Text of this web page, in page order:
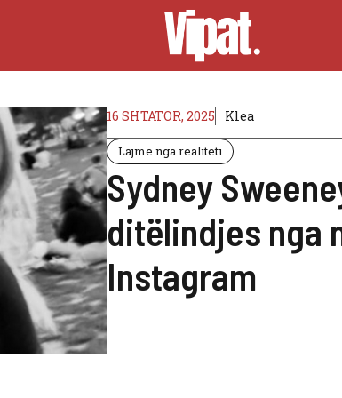
16 SHTATOR, 2025 Klea
Lajme nga realiteti
Sydney
ditëlindjes nga
Instagram